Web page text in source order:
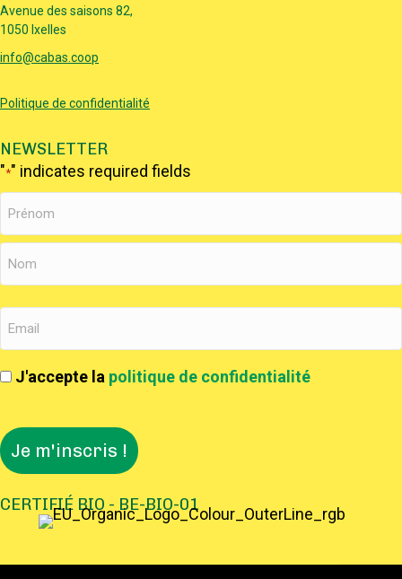
Avenue des saisons 82,
1050 Ixelles
info@cabas.coop
Politique de confidentialité
NEWSLETTER
"*" indicates required fields
J'accepte la politique de confidentialité
CERTIFIÉ BIO - BE-BIO-01